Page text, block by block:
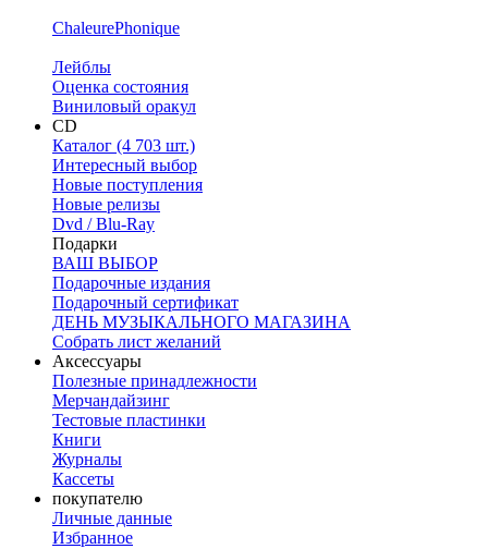
ChaleurePhonique
Лейблы
Оценка состояния
Виниловый оракул
CD
Каталог (4 703 шт.)
Интересный выбор
Новые поступления
Новые релизы
Dvd / Blu-Ray
Подарки
ВАШ ВЫБОР
Подарочные издания
Подарочный сертификат
ДЕНЬ МУЗЫКАЛЬНОГО МАГАЗИНА
Собрать лист желаний
Аксессуары
Полезные принадлежности
Мерчандайзинг
Тестовые пластинки
Книги
Журналы
Кассеты
покупателю
Личные данные
Избранное